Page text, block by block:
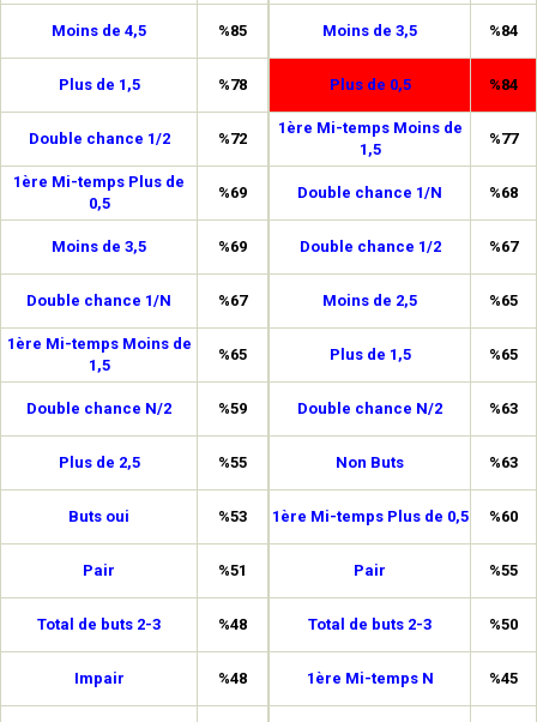
Moins de 4,5 %85
Plus de 1,5 %78
Double chance 1/2 %72
1ère Mi-temps Plus de
0,5
%69
Moins de 3,5 %69
Double chance 1/N %67
1ère Mi-temps Moins de
1,5
%65
Double chance N/2 %59
Plus de 2,5 %55
Buts oui %53
Pair %51
Total de buts 2-3 %48
Impair %48
Moins de 3,5 %84
Plus de 0,5 %84
1ère Mi-temps Moins de
1,5
%77
Double chance 1/N %68
Double chance 1/2 %67
Moins de 2,5 %65
Plus de 1,5 %65
Double chance N/2 %63
Non Buts %63
1ère Mi-temps Plus de 0,5 %60
Pair %55
Total de buts 2-3 %50
1ère Mi-temps N %45